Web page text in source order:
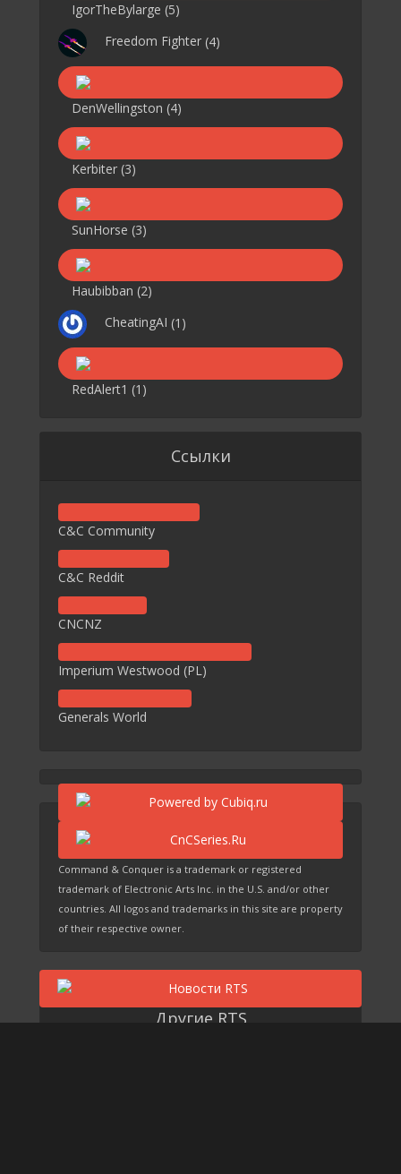
IgorTheBylarge (5)
Freedom Fighter (4)
DenWellingston (4)
Kerbiter (3)
SunHorse (3)
Haubibban (2)
CheatingAI (1)
RedAlert1 (1)
Ссылки
C&C Community
C&C Reddit
CNCNZ
Imperium Westwood (PL)
Generals World
Command & Conquer is a trademark or registered
trademark of Electronic Arts Inc. in the U.S. and/or other
countries. All logos and trademarks in this site are property
of their respective owner.
Другие RTS